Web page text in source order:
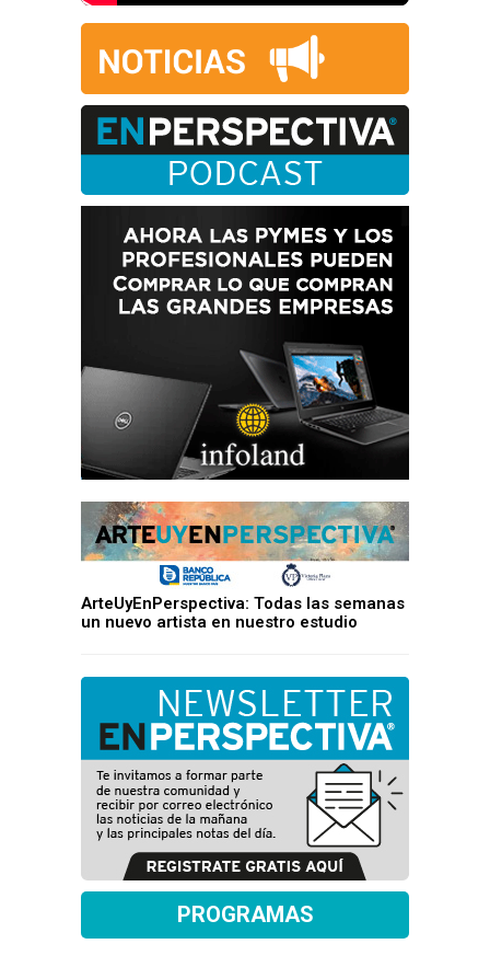
ArteUyEnPerspectiva: Todas las semanas
un nuevo artista en nuestro estudio
PROGRAMAS